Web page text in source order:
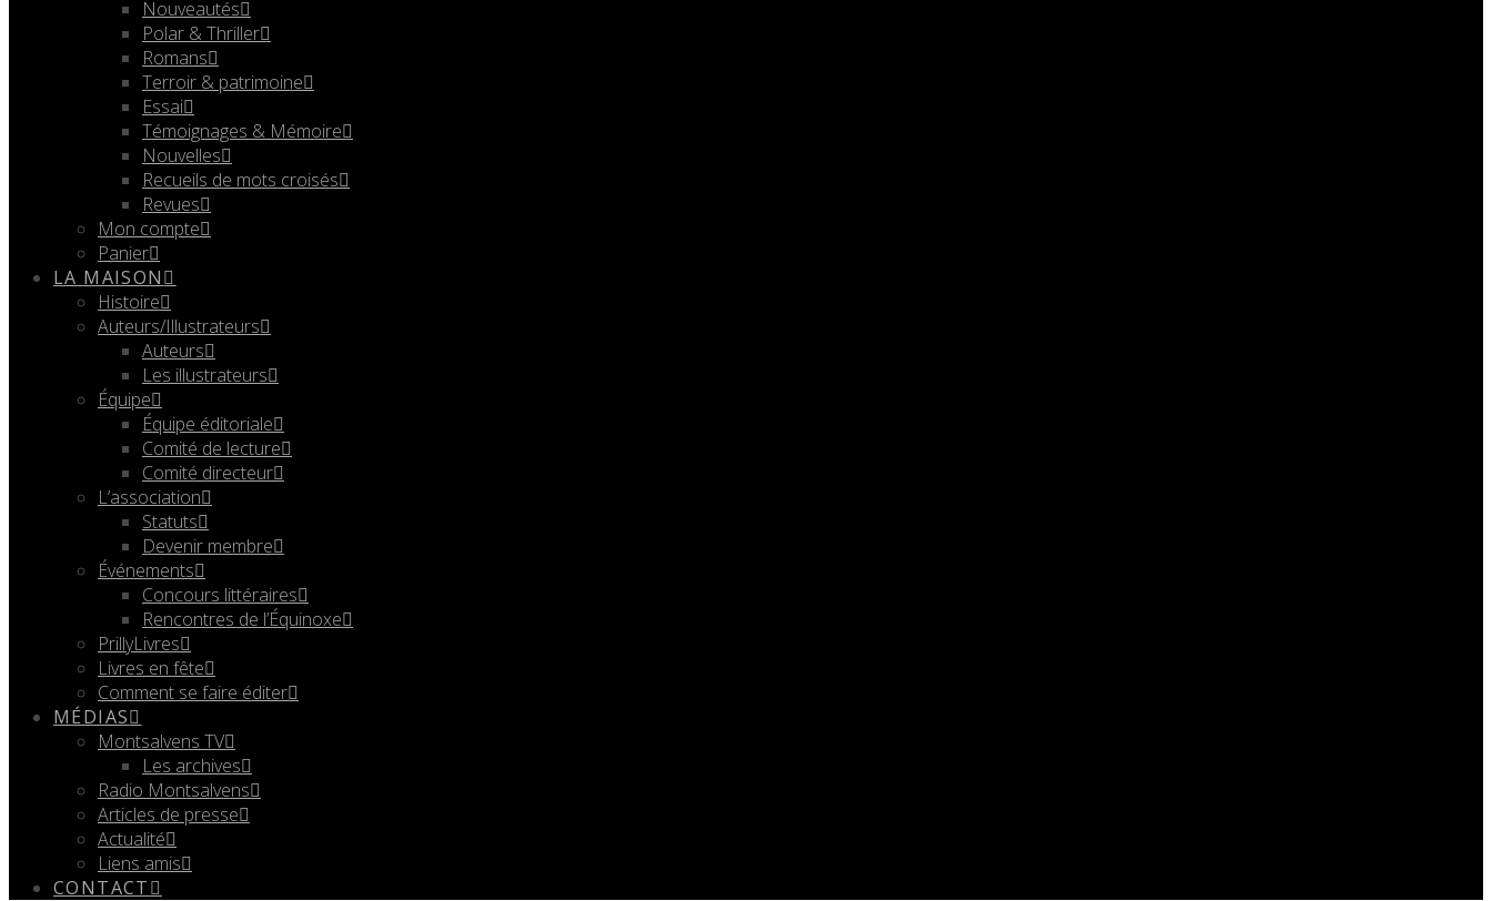
Nouveautés
Polar & Thriller
Romans
Terroir & patrimoine
Essai
Témoignages & Mémoire
Nouvelles
Recueils de mots croisés
Revues
Mon compte
Panier
LA MAISON
Histoire
Auteurs/Illustrateurs
Auteurs
Les illustrateurs
Équipe
Équipe éditoriale
Comité de lecture
Comité directeur
L’association
Statuts
Devenir membre
Événements
Concours littéraires
Rencontres de l’Équinoxe
PrillyLivres
Livres en fête
Comment se faire éditer
MÉDIAS
Montsalvens TV
Les archives
Radio Montsalvens
Articles de presse
Actualité
Liens amis
CONTACT